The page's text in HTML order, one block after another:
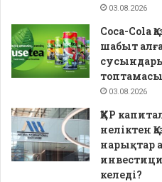
03.08.2026
Coca-Cola
шабыт
03.08.2026
ҚХР
неліктен
нарықтар
келеді?